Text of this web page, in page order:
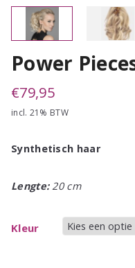
Power
€79,95
incl. 21% BTW
Synthetisch haar
Lengte:20 cm
Kleur